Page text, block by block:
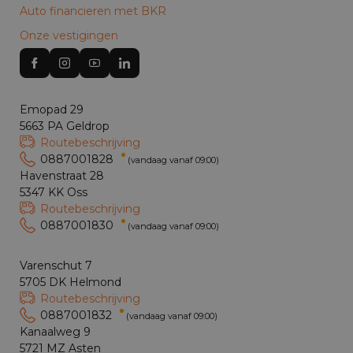
Auto financieren met BKR
Onze vestigingen
Emopad 29
5663 PA Geldrop
Routebeschrijving
0887001828
(vandaag vanaf 09:00)
Havenstraat 28
5347 KK Oss
Routebeschrijving
0887001830
(vandaag vanaf 09:00)
Varenschut 7
5705 DK Helmond
Routebeschrijving
0887001832
(vandaag vanaf 09:00)
Kanaalweg 9
5721 MZ Asten